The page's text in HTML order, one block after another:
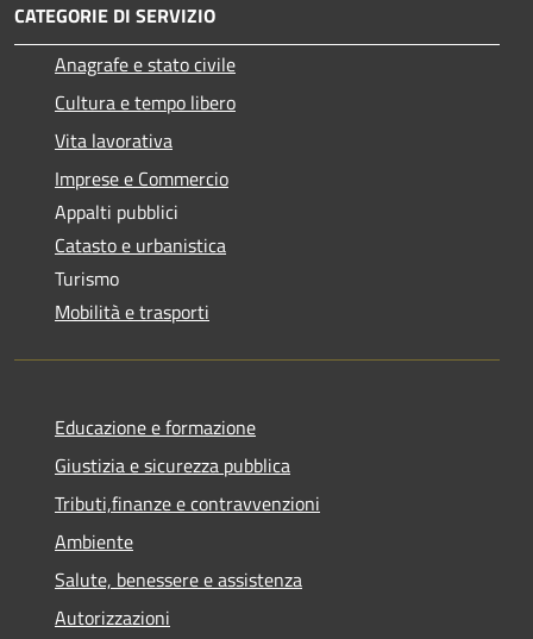
CATEGORIE DI SERVIZIO
Anagrafe e stato civile
Cultura e tempo libero
Vita lavorativa
Imprese e Commercio
Appalti pubblici
Catasto e urbanistica
Turismo
Mobilità e trasporti
Educazione e formazione
Giustizia e sicurezza pubblica
Tributi,finanze e contravvenzioni
Ambiente
Salute, benessere e assistenza
Autorizzazioni